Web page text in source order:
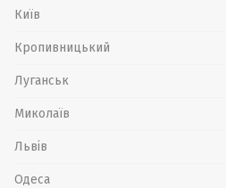
Київ
Кропивницький
Луганськ
Миколаїв
Львів
Одеса